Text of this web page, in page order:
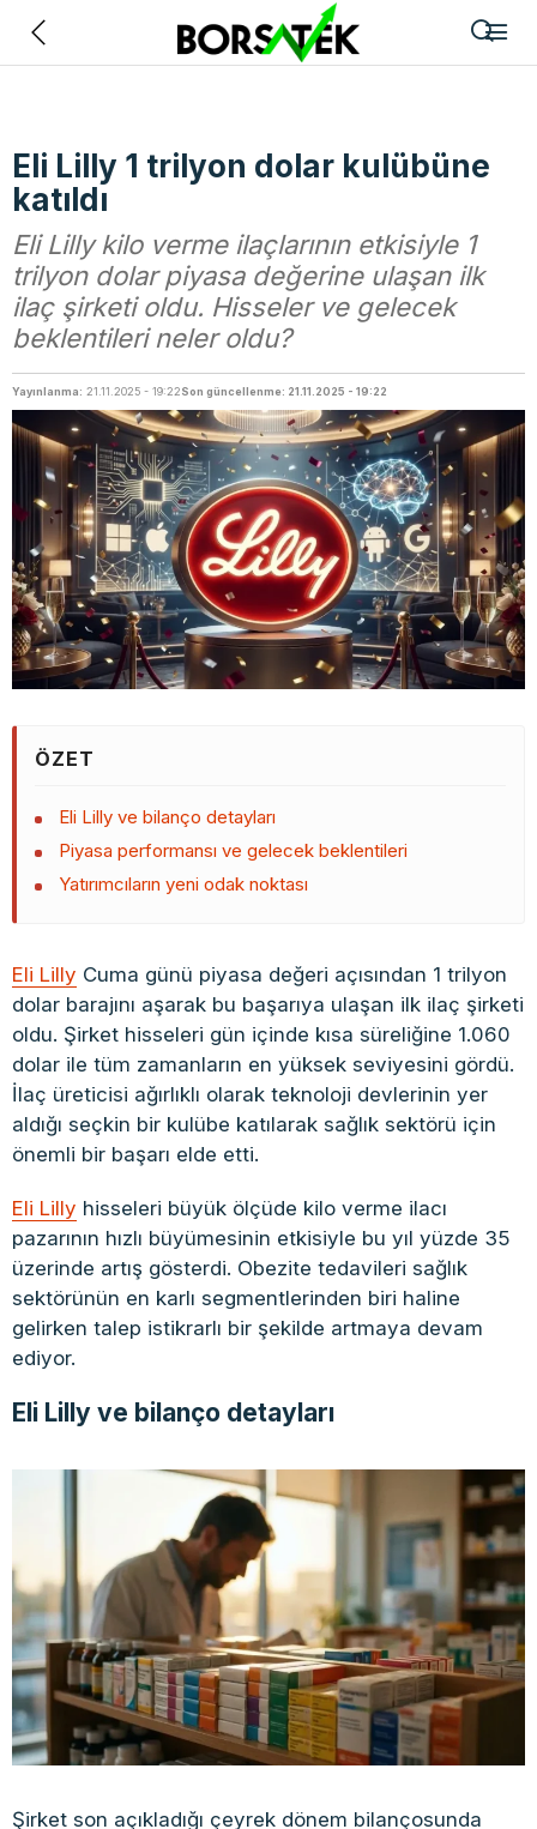
Eli Lilly 1 trilyon dolar kulübüne
katıldı
Eli Lilly kilo verme ilaçlarının etkisiyle 1
trilyon dolar piyasa değerine ulaşan ilk
ilaç şirketi oldu. Hisseler ve gelecek
beklentileri neler oldu?
Yayınlanma: 21.11.2025 - 19:22Son güncellenme: 21.11.2025 - 19:22
ÖZET
Eli Lilly ve bilanço detayları
Piyasa performansı ve gelecek beklentileri
Yatırımcıların yeni odak noktası
Eli Lilly Cuma günü piyasa değeri açısından 1 trilyon
dolar barajını aşarak bu başarıya ulaşan ilk ilaç şirketi
oldu. Şirket hisseleri gün içinde kısa süreliğine 1.060
dolar ile tüm zamanların en yüksek seviyesini gördü.
İlaç üreticisi ağırlıklı olarak teknoloji devlerinin yer
aldığı seçkin bir kulübe katılarak sağlık sektörü için
önemli bir başarı elde etti.
Eli Lilly hisseleri büyük ölçüde kilo verme ilacı
pazarının hızlı büyümesinin etkisiyle bu yıl yüzde 35
üzerinde artış gösterdi. Obezite tedavileri sağlık
sektörünün en karlı segmentlerinden biri haline
gelirken talep istikrarlı bir şekilde artmaya devam
ediyor.
Eli Lilly ve bilanço detayları
Şirket son açıkladığı çeyrek dönem bilançosunda